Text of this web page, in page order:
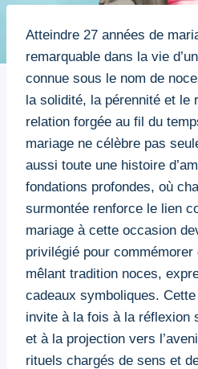
Atteindre 27 années de
remarquable dans la vie
connue sous le nom de
la solidité, la pérennité et le
relation forgée au fil du
mariage ne célèbre pas
aussi toute une histoire
fondations profondes, où
surmontée renforce le lien
mariage à cette occasion
privilégié pour
mêlant tradition noces,
cadeaux symboliques.
invite à la fois à la réflexion
et à la projection vers
rituels chargés de sens et